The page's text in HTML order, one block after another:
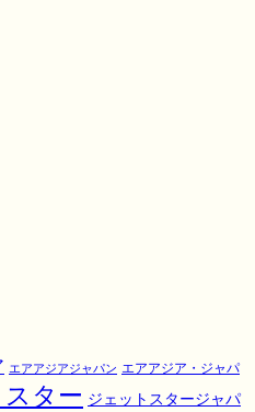
エアアジアジャパン エアアジア・ジャパ
ター ジェットスタージャパ